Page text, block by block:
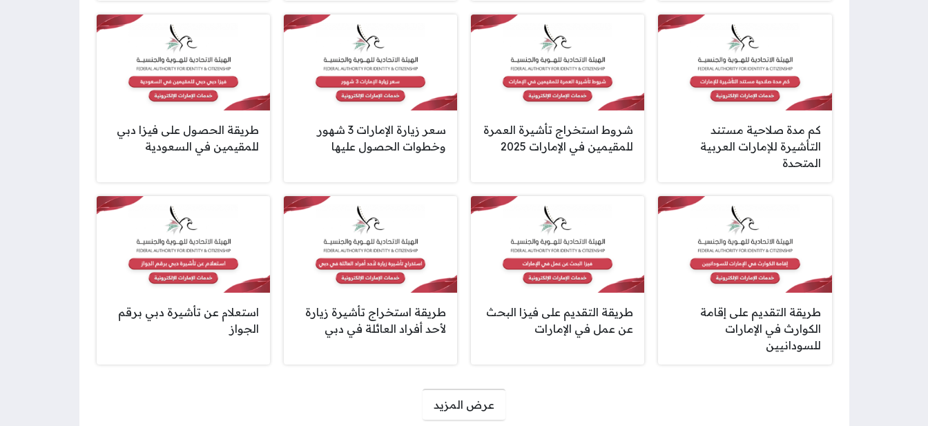
كم مدة صلاحية مستند
التأشيرة للإمارات العربية
المتحدة
شروط استخراج تأشيرة العمرة
للمقيمين في الإمارات 2025
سعر زيارة الإمارات 3 شهور
وخطوات الحصول عليها
طريقة الحصول على فيزا دبي
للمقيمين في السعودية
طريقة التقديم على إقامة
الكوارث في الإمارات
للسودانيين
طريقة التقديم على فيزا البحث
عن عمل في الإمارات
طريقة استخراج تأشيرة زيارة
لأحد أفراد العائلة في دبي
استعلام عن تأشيرة دبي برقم
الجواز
عرض المزيد